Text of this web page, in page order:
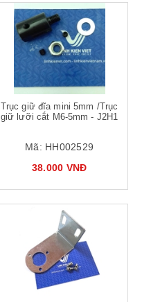
Trục giữ đĩa mini 5mm /Trục
giữ lưỡi cắt M6-5mm - J2H1
Mã: HH002529
38.000 VNĐ